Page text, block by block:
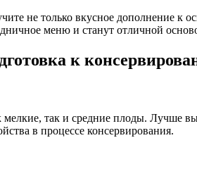
не только вкусное дополнение
меню и станут отличной
к
мелкие, так и средние плоды. Лучше
в процессе консервирования.